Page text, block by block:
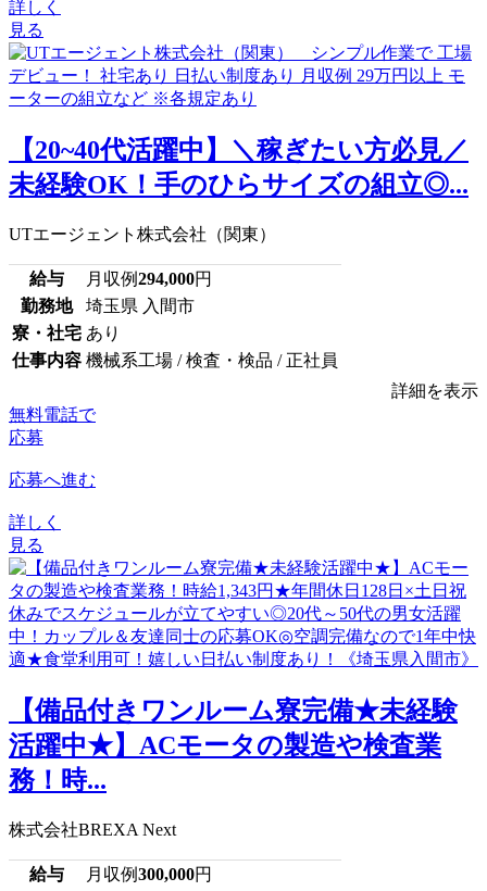
詳しく
見る
【20~40代活躍中】＼稼ぎたい方必見／
未経験OK！手のひらサイズの組立◎...
UTエージェント株式会社（関東）
給与 月収例294,000円
勤務地
埼玉県 入間市
寮・社宅 あり
仕事内容 機械系工場 / 検査・検品 / 正社員
詳細を表示
無料電話で
応募
応募へ進む
詳しく
見る
【備品付きワンルーム寮完備★未経験
活躍中★】ACモータの製造や検査業
務！時...
株式会社BREXA Next
給与 月収例300,000円